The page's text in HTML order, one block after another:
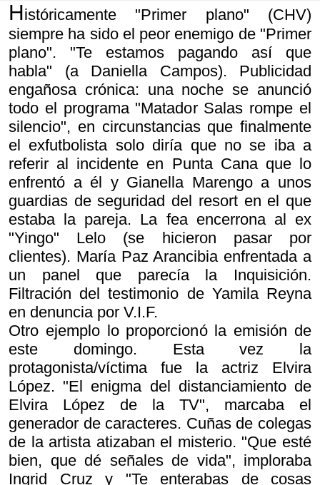
Históricamente "Primer plano" (CHV)
siempre ha sido el peor enemigo de "Primer
plano". "Te estamos pagando así que
habla" (a Daniella Campos). Publicidad
engañosa crónica: una noche se anunció
todo el programa "Matador Salas rompe el
silencio", en circunstancias que finalmente
el exfutbolista solo diría que no se iba a
referir al incidente en Punta Cana que lo
enfrentó a él y Gianella Marengo a unos
guardias de seguridad del resort en el que
estaba la pareja. La fea encerrona al ex
"Yingo" Lelo (se hicieron pasar por
clientes). María Paz Arancibia enfrentada a
un panel que parecía la Inquisición.
Filtración del testimonio de Yamila Reyna
en denuncia por V.I.F.
Otro ejemplo lo proporcionó la emisión de
este domingo. Esta vez la
protagonista/víctima fue la actriz Elvira
López. "El enigma del distanciamiento de
Elvira López de la TV", marcaba el
generador de caracteres. Cuñas de colegas
de la artista atizaban el misterio. "Que esté
bien, que dé señales de vida", imploraba
Ingrid Cruz y "Te enterabas de cosas